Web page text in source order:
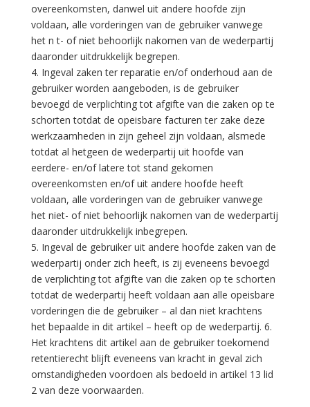
overeenkomsten, danwel uit andere hoofde zijn
voldaan, alle vorderingen van de gebruiker vanwege
het n t- of niet behoorlijk nakomen van de wederpartij
daaronder uitdrukkelijk begrepen.
4. Ingeval zaken ter reparatie en/of onderhoud aan de
gebruiker worden aangeboden, is de gebruiker
bevoegd de verplichting tot afgifte van die zaken op te
schorten totdat de opeisbare facturen ter zake deze
werkzaamheden in zijn geheel zijn voldaan, alsmede
totdat al hetgeen de wederpartij uit hoofde van
eerdere- en/of latere tot stand gekomen
overeenkomsten en/of uit andere hoofde heeft
voldaan, alle vorderingen van de gebruiker vanwege
het niet- of niet behoorlijk nakomen van de wederpartij
daaronder uitdrukkelijk inbegrepen.
5. Ingeval de gebruiker uit andere hoofde zaken van de
wederpartij onder zich heeft, is zij eveneens bevoegd
de verplichting tot afgifte van die zaken op te schorten
totdat de wederpartij heeft voldaan aan alle opeisbare
vorderingen die de gebruiker – al dan niet krachtens
het bepaalde in dit artikel – heeft op de wederpartij. 6.
Het krachtens dit artikel aan de gebruiker toekomend
retentierecht blijft eveneens van kracht in geval zich
omstandigheden voordoen als bedoeld in artikel 13 lid
2 van deze voorwaarden.